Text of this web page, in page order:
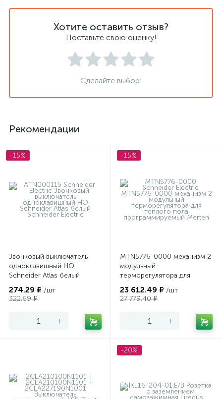
Хотите оставить отзыв?
Поставьте свою оценку!
Сделайте выбор!
Рекомендации
-15%
Звонковый выключатель
одноклавишный НО
Schneider Atlas белый
274.29 ₽ /шт
322.69 ₽
- +
-15%
MTN5776-0000 механизм 2
модульный
терморегулятора для
программируемый Merten
23 612.49 ₽ /шт
27 779.40 ₽
- +
-20%